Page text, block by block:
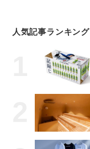
人気記事ランキング